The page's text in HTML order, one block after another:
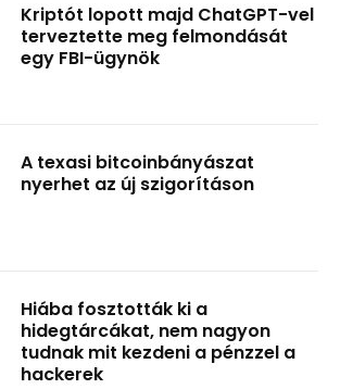
Kriptót lopott majd ChatGPT-vel
terveztette meg felmondását
egy FBI-ügynök
A texasi bitcoinbányászat
nyerhet az új szigorításon
Hiába fosztották ki a
hidegtárcákat, nem nagyon
tudnak mit kezdeni a pénzzel a
hackerek